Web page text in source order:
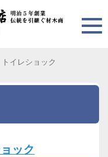
イレショック
ック